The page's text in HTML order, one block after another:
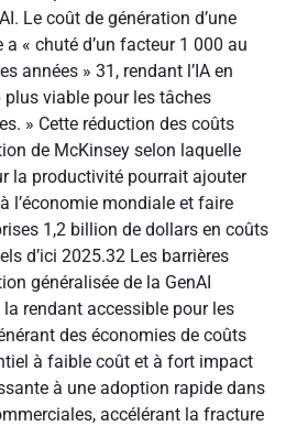
Le coût de génération d’une
« chuté d’un facteur 1 000 au
années » 31 , rendant l’IA en
viable pour les tâches
» Cette réduction des coûts
de McKinsey selon laquelle
la productivité pourrait ajouter
l’économie mondiale et faire
1,2 billion de dollars en coûts
d’ici 2025.32 Les barrières
généralisée de la GenAI
rendant accessible pour les
des économies de coûts
à faible coût et à fort impact
à une adoption rapide dans
accélérant la fracture